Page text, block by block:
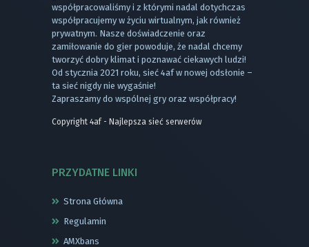
współpracowaliśmy i z którymi nadal dotychczas
współpracujemy w życiu wirtualnym, jak również
prywatnym. Nasze doświadczenie oraz
zamiłowanie do gier powoduje, że nadal chcemy
tworzyć dobry klimat i poznawać ciekawych ludzi!
Od stycznia 2021 roku, sieć 4af w nowej odsłonie –
ta sieć nigdy nie wygaśnie!
Zapraszamy do wspólnej gry oraz współpracy!
Copyright 4af - Najlepsza sieć serwerów
PRZYDATNE LINKI
Strona Główna
Regulamin
AMXbans